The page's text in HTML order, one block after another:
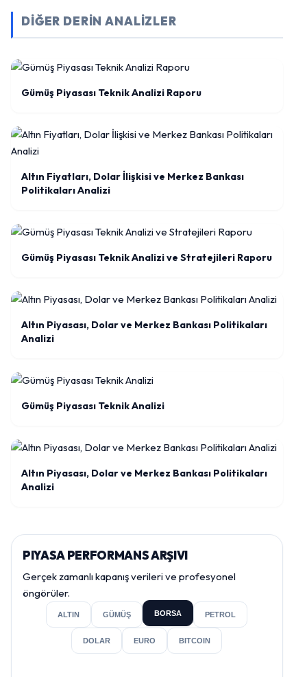
DİĞER DERİN ANALİZLER
Gümüş Piyasası Teknik Analizi Raporu
Altın Fiyatları, Dolar İlişkisi ve Merkez Bankası
Politikaları Analizi
Gümüş Piyasası Teknik Analizi ve Stratejileri Raporu
Altın Piyasası, Dolar ve Merkez Bankası Politikaları
Analizi
Gümüş Piyasası Teknik Analizi
Altın Piyasası, Dolar ve Merkez Bankası Politikaları
Analizi
PIYASA PERFORMANS ARŞIVI
Gerçek zamanlı kapanış verileri ve profesyonel
öngörüler.
ALTIN GÜMÜŞ BORSA PETROL
DOLAR EURO BITCOIN